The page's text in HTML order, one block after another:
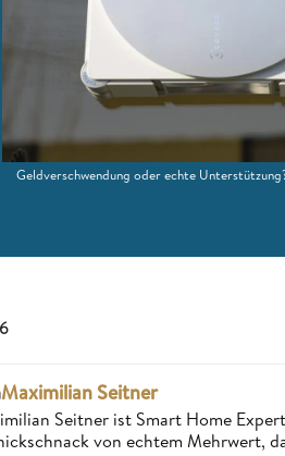
Geldverschwendung oder echte
Maximilian Seitner
Seitner ist Smart Home
von echtem Mehrwert,